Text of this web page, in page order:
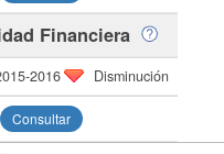
Financiera
Disminución
Consultar